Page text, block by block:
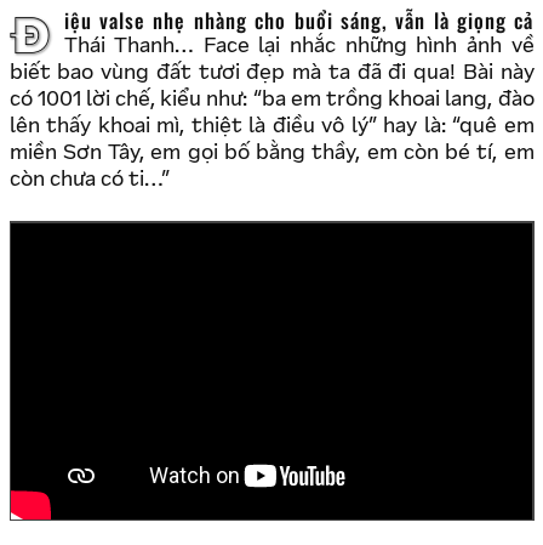
Điệu valse nhẹ nhàng cho buổi sáng, vẫn là giọng cả
Thái Thanh… Face lại nhắc những hình ảnh về
biết bao vùng đất tươi đẹp mà ta đã đi qua! Bài này
có 1001 lời chế, kiểu như: “ba em trồng khoai lang, đào
lên thấy khoai mì, thiệt là điều vô lý” hay là: “quê em
miền Sơn Tây, em gọi bố bằng thầy, em còn bé tí, em
còn chưa có ti…”